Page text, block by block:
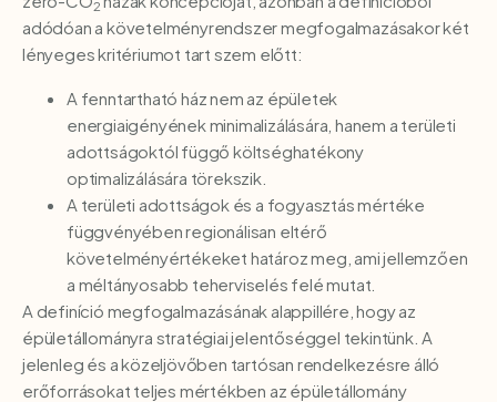
2
adódóan a követelményrendszer megfogalmazásakor két
lényeges kritériumot tart szem előtt:
A fenntartható ház nem az épületek
energiaigényének minimalizálására, hanem a területi
adottságoktól függő költséghatékony
optimalizálására törekszik.
A területi adottságok és a fogyasztás mértéke
függvényében regionálisan eltérő
követelményértékeket határoz meg, ami jellemzően
a méltányosabb teherviselés felé mutat.
A definíció megfogalmazásának alappillére, hogy az
épületállományra stratégiai jelentőséggel tekintünk. A
jelenleg és a közeljövőben tartósan rendelkezésre álló
erőforrásokat teljes mértékben az épületállomány